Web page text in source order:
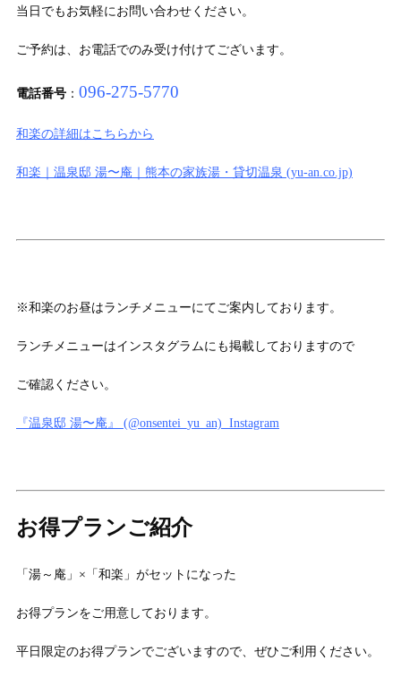
当日でもお気軽にお問い合わせください。
ご予約は、お電話でのみ受け付けてございます。
電話番号： 096-275-5770
和楽の詳細はこちらから
和楽｜温泉邸 湯〜庵｜熊本の家族湯・貸切温泉 (yu-an.co.jp)
※和楽のお昼はランチメニューにてご案内しております。
ランチメニューはインスタグラムにも掲載しておりますので
ご確認ください。
『温泉邸 湯〜庵』 (@onsentei_yu_an) Instagram
お得プランご紹介
「湯～庵」×「和楽」がセットになった
お得プランをご用意しております。
平日限定のお得プランでございますので、ぜひご利用ください。